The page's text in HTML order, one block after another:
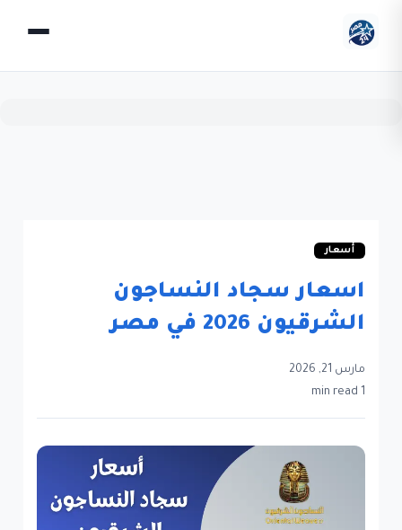
أسعار
اسعار سجاد النساجون
الشرقيون 2026 في مصر
مارس 21, 2026
1 min read